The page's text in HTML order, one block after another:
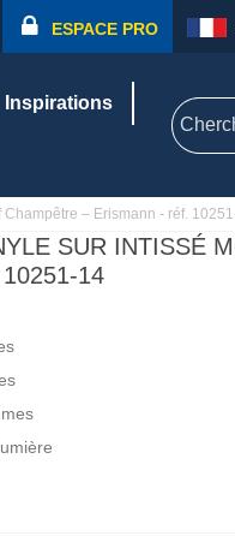
ESPACE PRO
Inspirations
– Erismann - réf.
SUR INTISSÉ
14